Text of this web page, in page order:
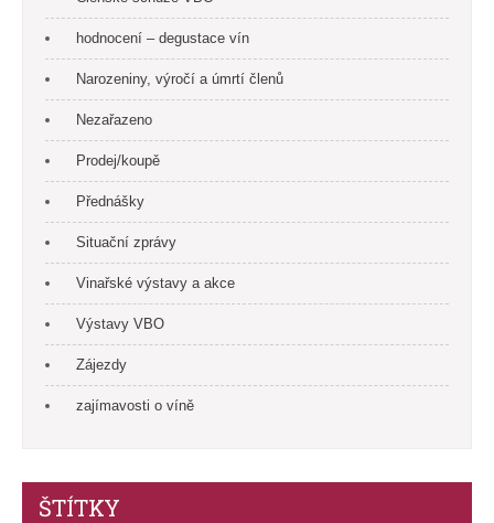
hodnocení – degustace vín
Narozeniny, výročí a úmrtí členů
Nezařazeno
Prodej/koupě
Přednášky
Situační zprávy
Vinařské výstavy a akce
Výstavy VBO
Zájezdy
zajímavosti o víně
ŠTÍTKY